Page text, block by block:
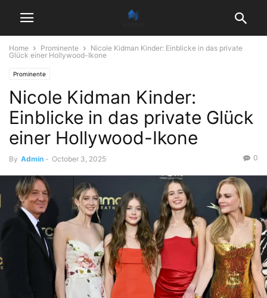
Home Prominente
Nicole Kidman Kinder: Einblicke in das private
Glück einer Hollywood-Ikone
Prominente
Nicole Kidman Kinder:
Einblicke in das private Glück
einer Hollywood-Ikone
By Admin - October 3, 2025 0